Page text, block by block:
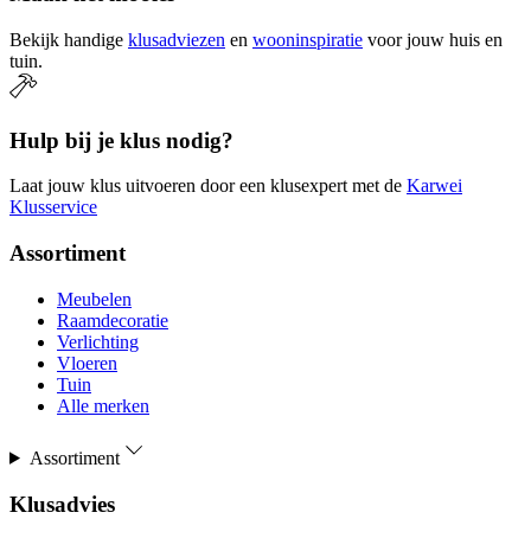
Bekijk handige klusadviezen en wooninspiratie voor jouw huis en
tuin.
Hulp bij je klus nodig?
Laat jouw klus uitvoeren door een klusexpert met de Karwei
Klusservice
Assortiment
Meubelen
Raamdecoratie
Verlichting
Vloeren
Tuin
Alle merken
Assortiment
Klusadvies